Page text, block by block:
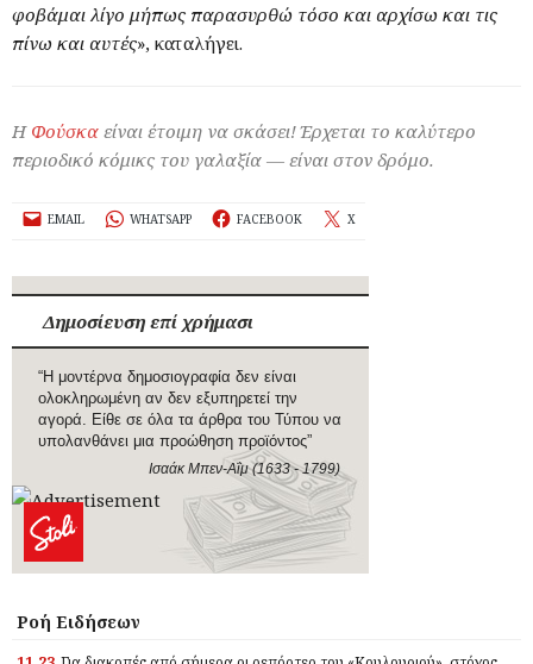
φοβάμαι λίγο μήπως παρασυρθώ τόσο και αρχίσω και τις
πίνω και αυτές», καταλήγει.
Η Φούσκα είναι έτοιμη να σκάσει! Έρχεται το καλύτερο
περιοδικό κόμικς του γαλαξία — είναι στον δρόμο.
EMAIL WHATSAPP FACEBOOK X
Δημοσίευση επί χρήμασι
“Η μοντέρνα δημοσιογραφία δεν είναι
ολοκληρωμένη αν δεν εξυπηρετεί την
αγορά. Είθε σε όλα τα άρθρα του Τύπου να
υπολανθάνει μια προώθηση προϊόντος”
Ισαάκ Μπεν-Αΐμ (1633 - 1799)
Ροή Ειδήσεων